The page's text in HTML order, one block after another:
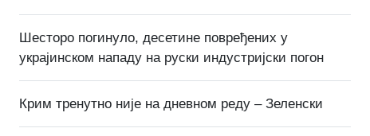
Шесторо погинуло, десетине повређених у
украјинском нападу на руски индустријски погон
Крим тренутно није на дневном реду – Зеленски